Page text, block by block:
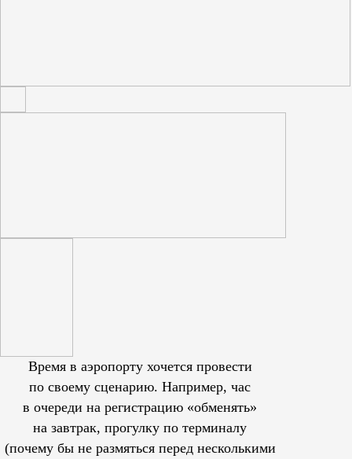
Время в аэропорту хочется провести
по своему сценарию. Например, час
в очереди на регистрацию «обменять»
на завтрак, прогулку по терминалу
(почему бы не размяться перед несколькими